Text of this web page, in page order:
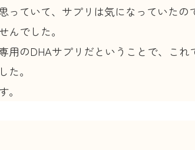
っていて、サプリは気になっていたの
んでした。
用のDHAサプリだということで、こ
。